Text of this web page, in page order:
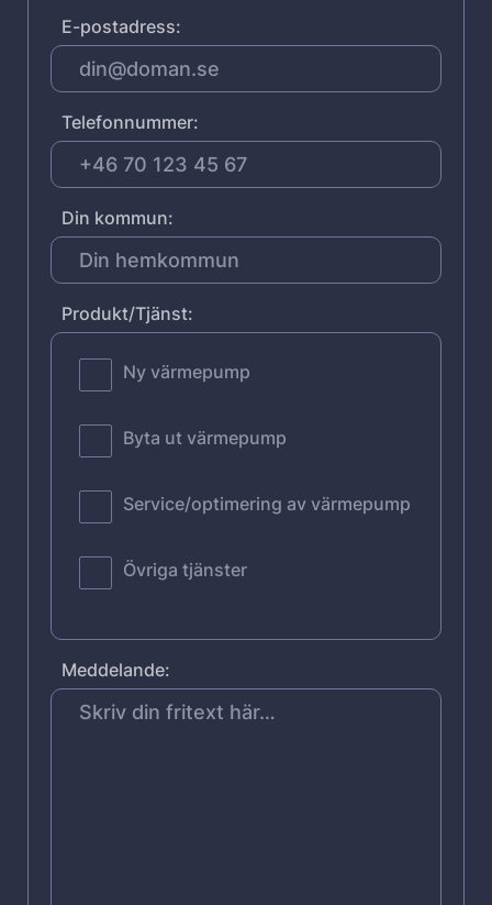
E-postadress:
Telefonnummer:
Din kommun:
Produkt/Tjänst:
Ny värmepump
Byta ut värmepump
Service/optimering av värmepump
Övriga tjänster
Meddelande: